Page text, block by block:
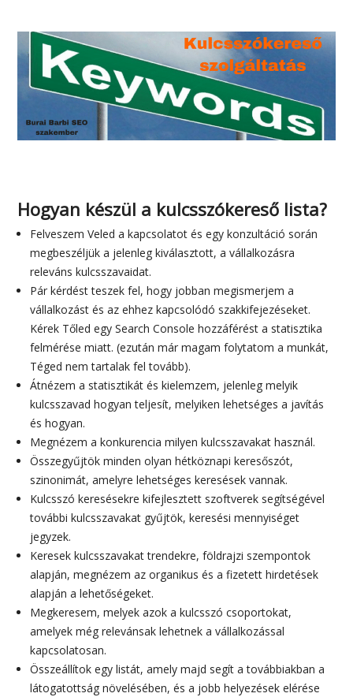
Hogyan készül a kulcsszókereső lista?
Felveszem Veled a kapcsolatot és egy konzultáció során
megbeszéljük a jelenleg kiválasztott, a vállalkozásra
releváns kulcsszavaidat.
Pár kérdést teszek fel, hogy jobban megismerjem a
vállalkozást és az ehhez kapcsolódó szakkifejezéseket.
Kérek Tőled egy Search Console hozzáférést a statisztika
felmérése miatt. (ezután már magam folytatom a munkát,
Téged nem tartalak fel tovább).
Átnézem a statisztikát és kielemzem, jelenleg melyik
kulcsszavad hogyan teljesít, melyiken lehetséges a javítás
és hogyan.
Megnézem a konkurencia milyen kulcsszavakat használ.
Összegyűjtök minden olyan hétköznapi keresőszót,
szinonimát, amelyre lehetséges keresések vannak.
Kulcsszó keresésekre kifejlesztett szoftverek segítségével
további kulcsszavakat gyűjtök, keresési mennyiséget
jegyzek.
Keresek kulcsszavakat trendekre, földrajzi szempontok
alapján, megnézem az organikus és a fizetett hirdetések
alapján a lehetőségeket.
Megkeresem, melyek azok a kulcsszó csoportokat,
amelyek még relevánsak lehetnek a vállalkozással
kapcsolatosan.
Összeállítok egy listát, amely majd segít a továbbiakban a
látogatottság növelésében, és a jobb helyezések elérése